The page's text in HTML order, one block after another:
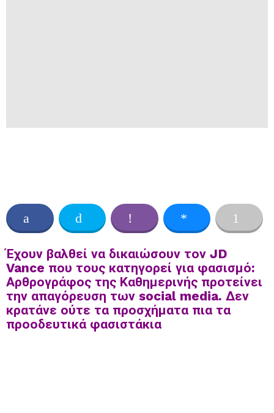
Έχουν βαλθεί να δικαιώσουν τον JD
Vance που τους κατηγορεί για φασισμό:
Αρθρογράφος της Καθημερινής προτείνει
την απαγόρευση των social media. Δεν
κρατάνε ούτε τα προσχήματα πια τα
προοδευτικά φασιστάκια